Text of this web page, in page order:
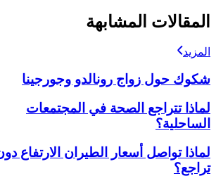
المقالات المشابهة
المزيد
شكوك حول زواج رونالدو وجورجينا
لماذا تتراجع الصحة في المجتمعات
الساحلية؟
لماذا تواصل أسعار الطيران الارتفاع
تراجع؟